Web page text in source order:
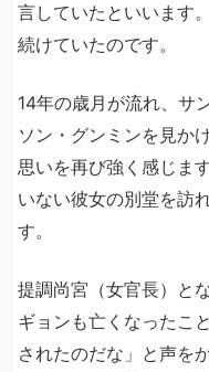
言していたといいます
続けていたのです。
14年の歳月が流れ、サ
ソン・グンミンを見か
思いを再び強く感じま
いない彼女の別堂を訪
す。
提調尚宮（女官長）と
ギョンも亡くなったこ
されたのだな」と声を